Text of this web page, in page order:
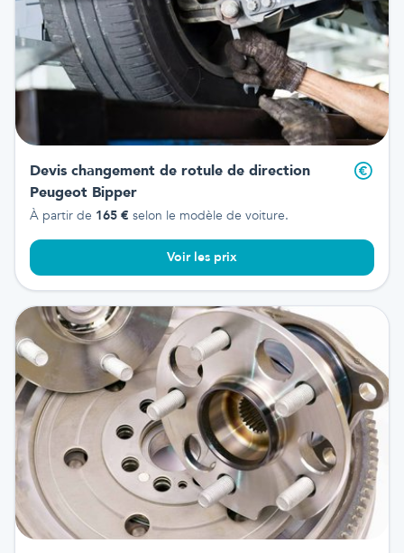
Devis changement de rotule de direction
Peugeot Bipper
À partir de 165 € selon le modèle de voiture.
Voir les prix